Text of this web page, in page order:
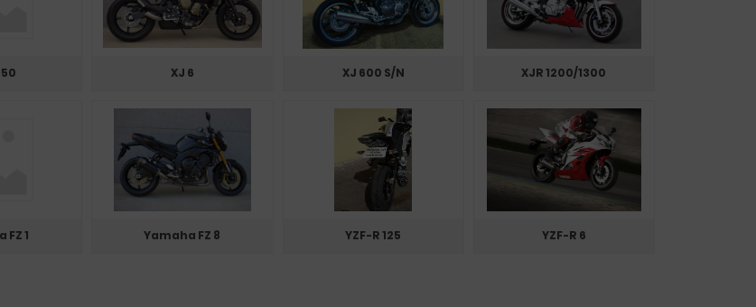
XJ 6 XJ 600 S/N XJR 1200/1300
FZ 1 Yamaha FZ 8 YZF-R 125 YZF-R 6